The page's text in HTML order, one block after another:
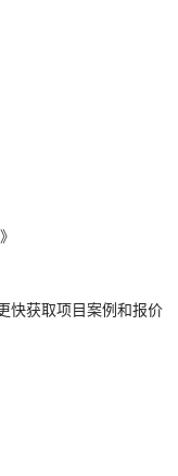
快获取项目案例和报价